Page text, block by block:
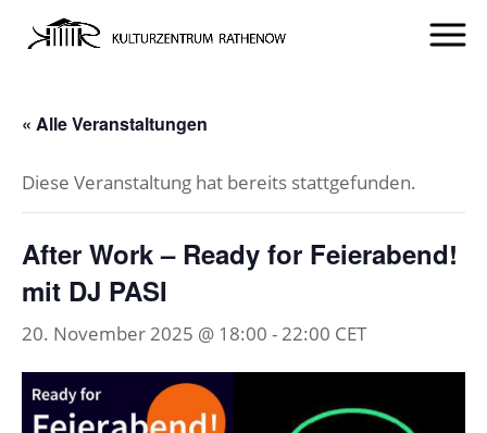
« Alle Veranstaltungen
Diese Veranstaltung hat bereits stattgefunden.
After Work – Ready for Feierabend!
mit DJ PASI
20. November 2025 @ 18:00 -22:00 CET